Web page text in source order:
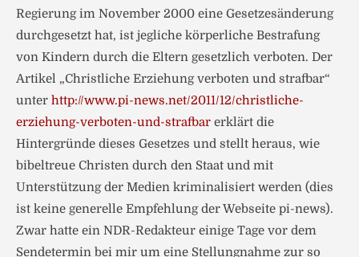
Regierung im November 2000 eine Gesetzesänderung
durchgesetzt hat, ist jegliche körperliche Bestrafung
von Kindern durch die Eltern gesetzlich verboten. Der
Artikel „Christliche Erziehung verboten und strafbar“
unter http://www.pi-news.net/2011/12/christliche-
erziehung-verboten-und-strafbar erklärt die
Hintergründe dieses Gesetzes und stellt heraus, wie
bibeltreue Christen durch den Staat und mit
Unterstützung der Medien kriminalisiert werden (dies
ist keine generelle Empfehlung der Webseite pi-news).
Zwar hatte ein NDR-Redakteur einige Tage vor dem
Sendetermin bei mir um eine Stellungnahme zur so